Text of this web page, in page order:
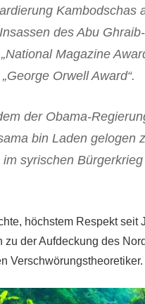
Kambodschas
des Abu
Magazine
Orwell Award“.
der Obama-
bin Laden gelogen
syrischen
höchstem Respekt
der Aufdeckung des
Verschwörungstheoretiker.